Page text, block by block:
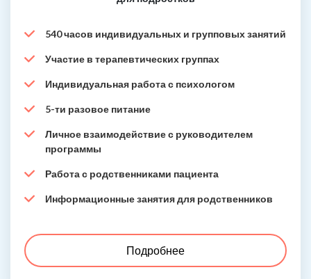
540 часов индивидуальных и групповых занятий
Участие в терапевтических группах
Индивидуальная работа с психологом
5-ти разовое питание
Личное взаимодействие с руководителем
программы
Работа с родственниками пациента
Информационные занятия для родственников
Подробнее